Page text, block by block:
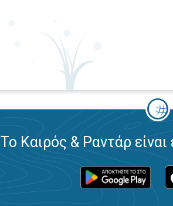
Το Καιρός & Ραντάρ